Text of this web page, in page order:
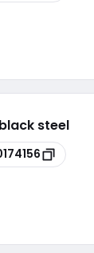
steel